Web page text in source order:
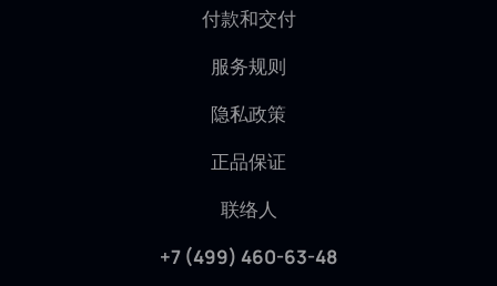
付款和交付
服务规则
隐私政策
正品保证
联络人
+7 (499) 460-63-48